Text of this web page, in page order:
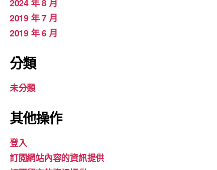
2024 年 8 月
2019 年 7 月
2019 年 6 月
分類
未分類
其他操作
登入
訂閱網站內容的資訊提供